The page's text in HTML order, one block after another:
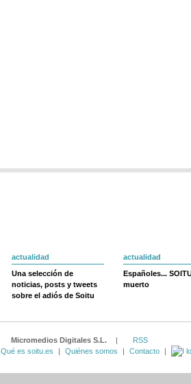
actualidad
Una selección de
noticias, posts y tweets
sobre el adiós de Soitu
actualidad
Españoles...
muerto
Micromedios Digitales S.L. |
RSS
Qué es soitu.es
| Quiénes somos | Contacto |